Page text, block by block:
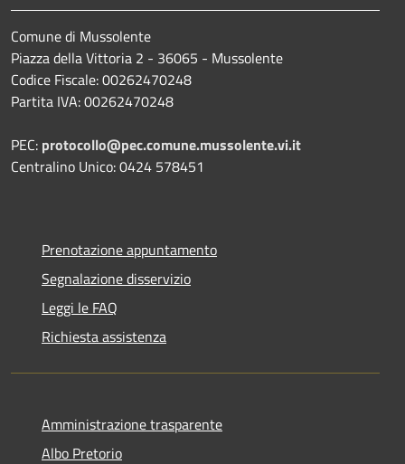
Comune di Mussolente
Piazza della Vittoria 2 - 36065 - Mussolente
Codice Fiscale: 00262470248
Partita IVA: 00262470248
PEC: protocollo@pec.comune.mussolente.vi.it
Centralino Unico: 0424 578451
Prenotazione appuntamento
Segnalazione disservizio
Leggi le FAQ
Richiesta assistenza
Amministrazione trasparente
Albo Pretorio